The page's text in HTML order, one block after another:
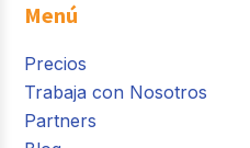
Menú
Precios
Trabaja con Nosotros
Partners